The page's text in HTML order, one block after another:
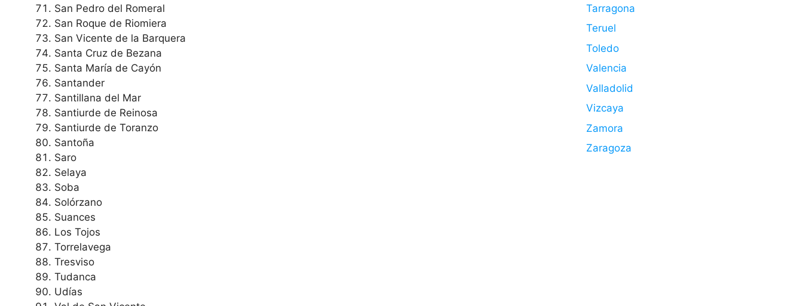
San Pedro del Romeral
San Roque de Riomiera
San Vicente de la Barquera
Santa Cruz de Bezana
Santa María de Cayón
Santander
Santillana del Mar
Santiurde de Reinosa
Santiurde de Toranzo
Santoña
Saro
Selaya
Soba
Solórzano
Suances
Los Tojos
Torrelavega
Tresviso
Tudanca
Udías
Tarragona
Teruel
Toledo
Valencia
Valladolid
Vizcaya
Zamora
Zaragoza